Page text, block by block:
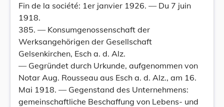
Fin de la société: 1er janvier 1926. — Du 7 juin
1918.
385. — Konsumgenossenschaft der
Werksangehörigen der Gesellschaft
Gelsenkirchen, Esch a. d. Alz.
— Gegründet durch Urkunde, aufgenommen von
Notar Aug. Rousseau aus Esch a. d. Alz., am 16.
Mai 1918. — Gegenstand des Unternehmens:
gemeinschaftliche Beschaffung von Lebens- und